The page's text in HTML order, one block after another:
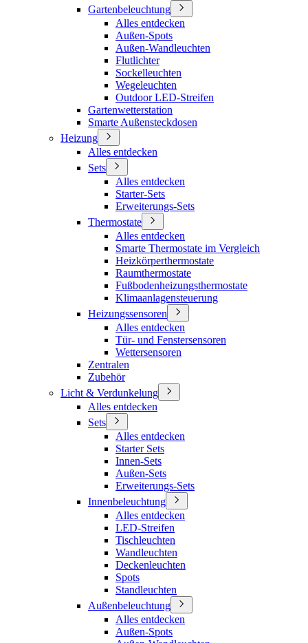
Gartenbeleuchtung
Alles entdecken
Außen-Spots
Außen-Wandleuchten
Flutlichter
Sockelleuchten
Wegeleuchten
Outdoor LED-Streifen
Gartenwetterstation
Smarte Außensteckdosen
Heizung
Alles entdecken
Sets
Alles entdecken
Starter-Sets
Erweiterungs-Sets
Thermostate
Alles entdecken
Smarte Thermostate im Vergleich
Heizkörperthermostate
Raumthermostate
Fußbodenheizungsthermostate
Klimaanlagensteuerung
Heizungssensoren
Alles entdecken
Tür- und Fenstersensoren
Wettersensoren
Zentralen
Zubehör
Licht & Verdunkelung
Alles entdecken
Sets
Alles entdecken
Starter Sets
Innen-Sets
Außen-Sets
Erweiterungs-Sets
Innenbeleuchtung
Alles entdecken
LED-Streifen
Tischleuchten
Wandleuchten
Deckenleuchten
Spots
Standleuchten
Außenbeleuchtung
Alles entdecken
Außen-Spots